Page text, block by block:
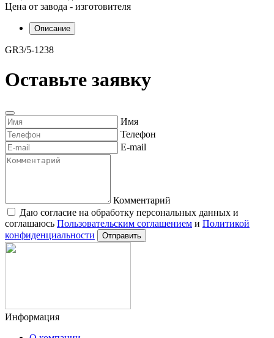
Цена от завода - изготовителя
Описание
GR3/5-1238
Оставьте заявку
Имя
Телефон
E-mail
Комментарий
Даю согласие на обработку персональных данных и
соглашаюсь Пользовательским соглашением и Политикой
конфиденциальности
Отправить
Информация